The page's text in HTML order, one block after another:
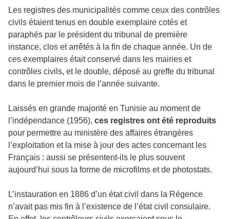
Les registres des municipalités comme ceux des contrôles
civils étaient tenus en double exemplaire cotés et
paraphés par le président du tribunal de première
instance, clos et arrêtés à la fin de chaque année. Un de
ces exemplaires était conservé dans les mairies et
contrôles civils, et le double, déposé au greffe du tribunal
dans le premier mois de l’année suivante.
Laissés en grande majorité en Tunisie au moment de
l’indépendance (1956), ces registres ont été reproduits
pour permettre au ministère des affaires étrangères
l’exploitation et la mise à jour des actes concernant les
Français : aussi se présentent-ils le plus souvent
aujourd’hui sous la forme de microfilms et de photostats.
L’instauration en 1886 d’un état civil dans la Régence
n’avait pas mis fin à l’existence de l’état civil consulaire.